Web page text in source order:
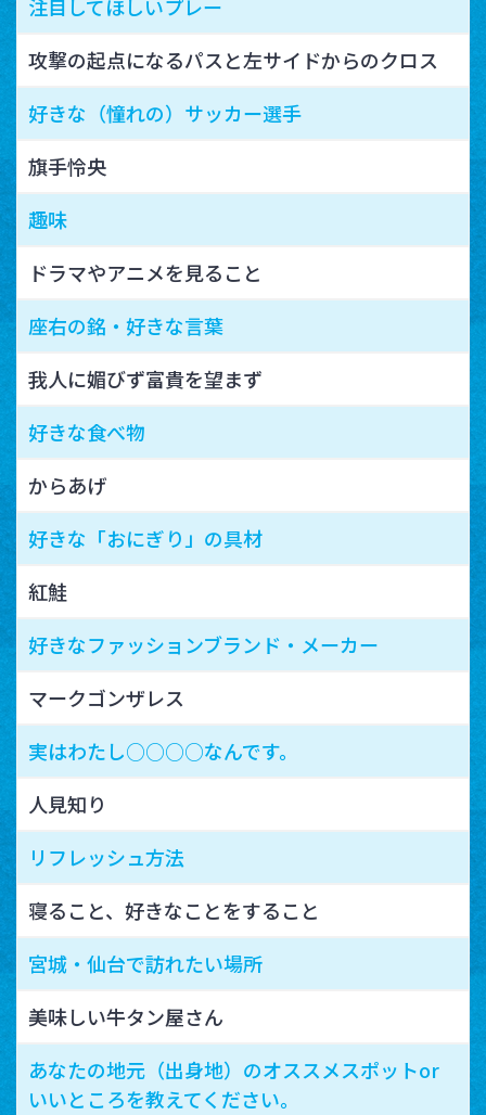
注目してほしいプレー
攻撃の起点になるパスと左サイドからのクロス
好きな（憧れの）サッカー選手
旗手怜央
趣味
ドラマやアニメを見ること
座右の銘・好きな言葉
我人に媚びず富貴を望まず
好きな食べ物
からあげ
好きな「おにぎり」の具材
紅鮭
好きなファッションブランド・メーカー
マークゴンザレス
実はわたし○○○○なんです。
人見知り
リフレッシュ方法
寝ること、好きなことをすること
宮城・仙台で訪れたい場所
美味しい牛タン屋さん
あなたの地元（出身地）のオススメスポットor
いいところを教えてください。